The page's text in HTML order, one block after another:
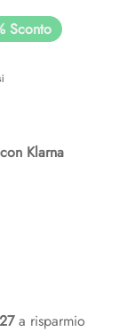
Sconto
è:
Klarna
a risparmio